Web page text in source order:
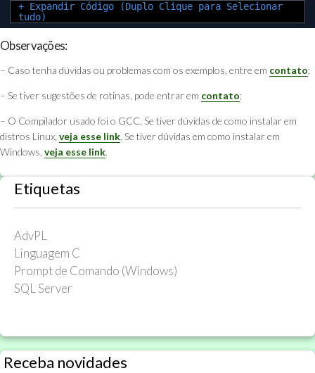
+ Expandir Código (Duplo Clique para Selecionar
tudo)
Observações:
– Caso tenha dúvidas ou problemas com os exemplos, entre em contato;
– Se tiver sugestões de rotinas, pode entrar em contato;
– O Compilador usado foi o GCC. Se tiver dúvidas de como instalar em
distros Linux, veja esse link. Se tiver dúvidas em como instalar em
Windows, veja esse link.
Etiquetas
AdvPL
Linguagem C
Prompt de Comando (Windows)
SQL Server
Receba novidades